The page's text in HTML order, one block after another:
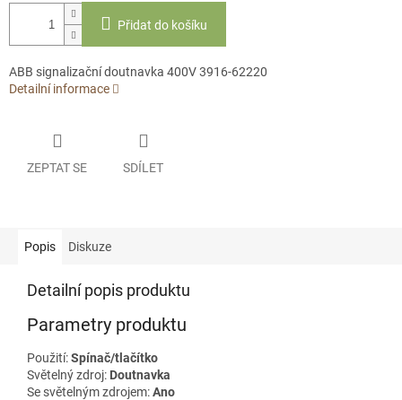
Přidat do košíku
ABB signalizační doutnavka 400V 3916-62220
Detailní informace
ZEPTAT SE SDÍLET
Popis Diskuze
Detailní popis produktu
Parametry produktu
Použití:Spínač/tlačítko
Světelný zdroj: Doutnavka
Se světelným zdrojem:Ano